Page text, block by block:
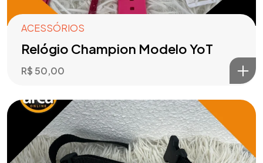
ACESSÓRIOS
Relógio Champion Modelo YoT
R$50,00